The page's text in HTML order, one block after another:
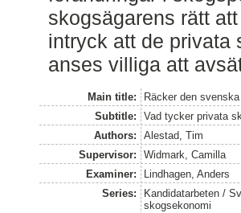
skogsägarens rätt
intryck att de privata
anses villiga att
Main title:
Räcker den
Subtitle:
Vad tycker privata
Authors:
Alestad, Tim
Supervisor:
Widmark, Camilla
Examiner:
Lindhagen, Anders
Series:
Kandidatarbeten /
skogsekonomi